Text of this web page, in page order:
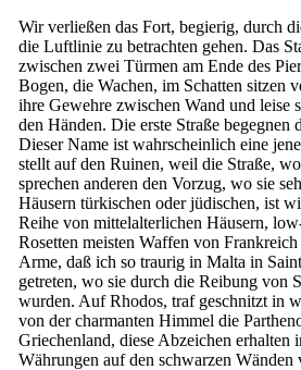
Wir verließen das Fort, begierig, durch
die Luftlinie zu betrachten gehen. Das
zwischen zwei Türmen am Ende des
Bogen, die Wachen, im Schatten sitzen
ihre Gewehre zwischen Wand und leise
den Händen. Die erste Straße begegnen
Dieser Name ist wahrscheinlich eine
stellt auf den Ruinen, weil die Straße,
sprechen anderen den Vorzug, wo sie
Häusern türkischen oder jüdischen, ist
Reihe von mittelalterlichen Häusern,
Rosetten meisten Waffen von
Arme, daß ich so traurig in Malta in
getreten, wo sie durch die Reibung von
wurden. Auf Rhodos, traf geschnitzt in
von der charmanten Himmel die
Griechenland, diese Abzeichen erhalten
Währungen auf den schwarzen Wänden